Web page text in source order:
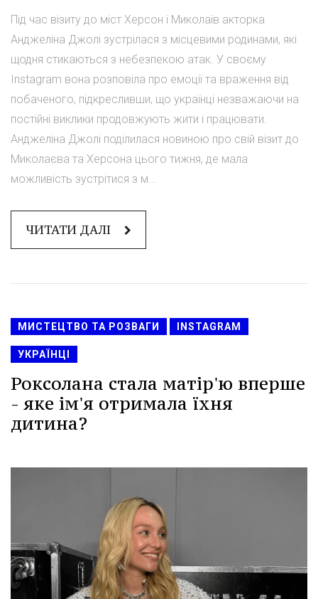
Під час візиту до міст Херсон і Миколаїв акторка
Анджеліна Джолі зустрілася з місцевими родинами, які
щодня стикаються з небезпекою атак. У своєму
Instagram вона розповіла про емоції та враження від
побаченого, підкресливши, що українці незважаючи на
постійні виклики продовжують жити і працювати.
Анджеліна Джолі поділилася новиною про свій візит до
Миколаєва та Херсона цього тижня, де мала
можливість зустрітися з м...
ЧИТАТИ ДАЛІ
МИСТЕЦТВО ТА РОЗВАГИ INSTAGRAM
УКРАЇНЦІ
Роксолана стала матір'ю вперше
- яке ім'я отримала їхня
дитина?